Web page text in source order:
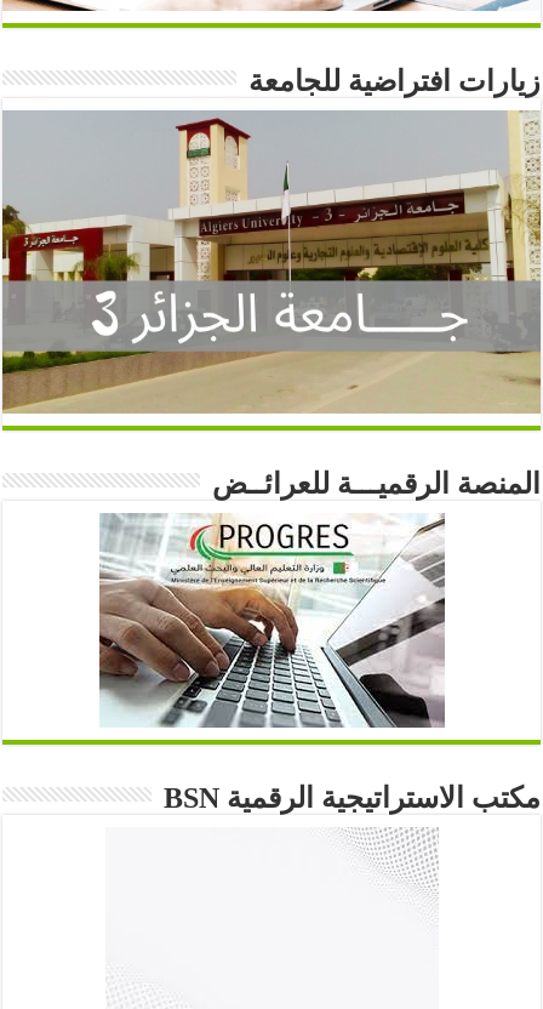
زيارات افتراضية للجامعة
المنصة الرقميـــة للعرائــض
مكتب الاستراتيجية الرقمية BSN